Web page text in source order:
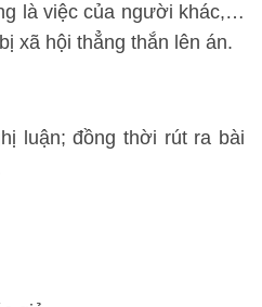
là việc của người khác,…
xã hội thẳng thắn lên án.
luận; đồng thời rút ra bài